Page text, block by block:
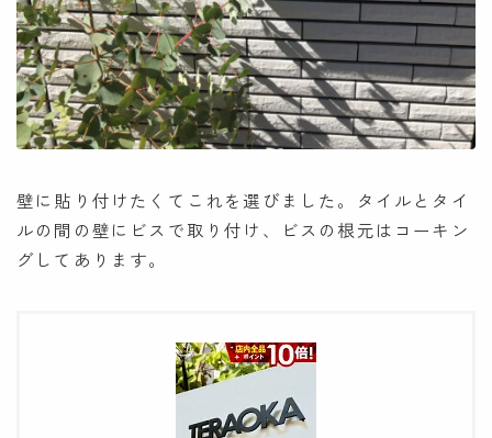
壁に貼り付けたくてこれを選びました。タイルとタイ
ルの間の壁にビスで取り付け、ビスの根元はコーキン
グしてあります。